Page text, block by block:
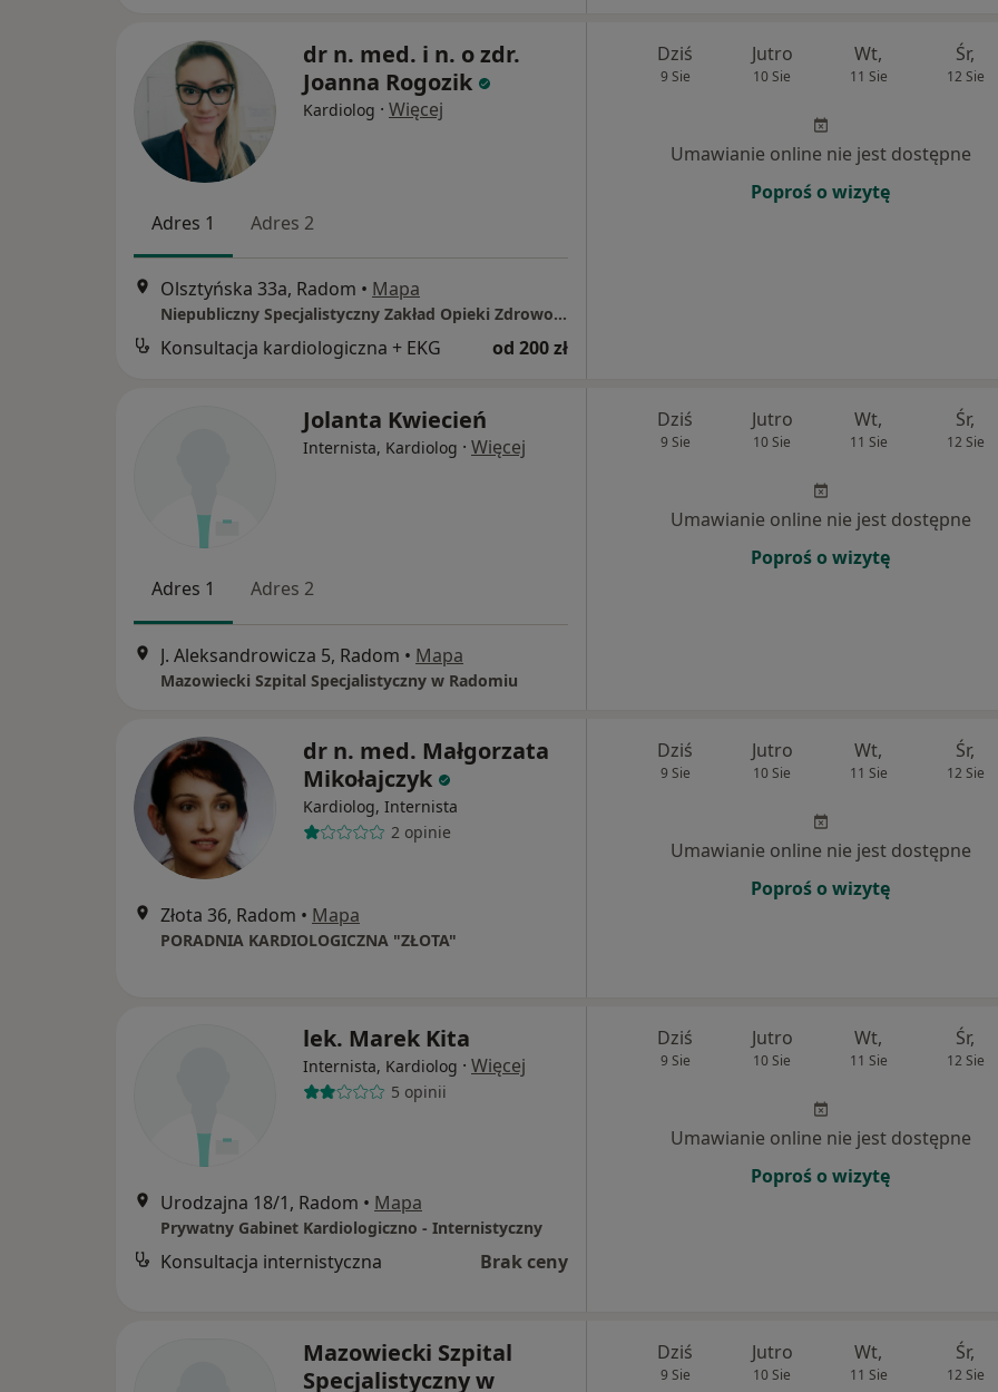
dr n. med. i n. o zdr.
Joanna Rogozik
Kardiolog · Więcej
Adres 1 Adres 2
Olsztyńska 33a, Radom • Mapa
Niepubliczny Specjalistyczny Zakład Opieki Zdrowotnej "Olsztyńska"
Konsultacja kardiologiczna + EKG od 200 zł
Dziś
9 Sie
Jutro
10 Sie
Wt,
11 Sie
Śr,
12 Sie
Umawianie online nie jest dostępne
Poproś o wizytę
Jolanta Kwiecień
Internista, Kardiolog · Więcej
Adres 1 Adres 2
J. Aleksandrowicza 5, Radom • Mapa
Mazowiecki Szpital Specjalistyczny w Radomiu
Dziś
9 Sie
Jutro
10 Sie
Wt,
11 Sie
Śr,
12 Sie
Umawianie online nie jest dostępne
Poproś o wizytę
dr n. med. Małgorzata
Mikołajczyk
Kardiolog, Internista
2 opinie
Złota 36, Radom • Mapa
PORADNIA KARDIOLOGICZNA "ZŁOTA"
Dziś
9 Sie
Jutro
10 Sie
Wt,
11 Sie
Śr,
12 Sie
Umawianie online nie jest dostępne
Poproś o wizytę
lek. Marek Kita
Internista, Kardiolog · Więcej
5 opinii
Urodzajna 18/1, Radom • Mapa
Prywatny Gabinet Kardiologiczno - Internistyczny
Konsultacja internistyczna Brak ceny
Dziś
9 Sie
Jutro
10 Sie
Wt,
11 Sie
Śr,
12 Sie
Umawianie online nie jest dostępne
Poproś o wizytę
Mazowiecki Szpital
Specjalistyczny w
Dziś
9 Sie
Jutro
10 Sie
Wt,
11 Sie
Śr,
12 Sie